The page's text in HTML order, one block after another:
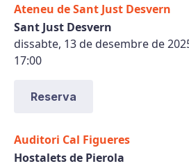
Ateneu de Sant Just Desvern
Sant Just Desvern
dissabte, 13 de desembre de
17:00
Reserva
Auditori Cal Figueres
Hostalets de Pierola